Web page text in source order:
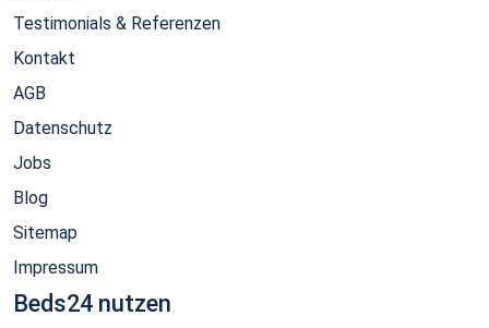
Testimonials & Referenzen
Kontakt
AGB
Datenschutz
Jobs
Blog
Sitemap
Impressum
Beds24 nutzen